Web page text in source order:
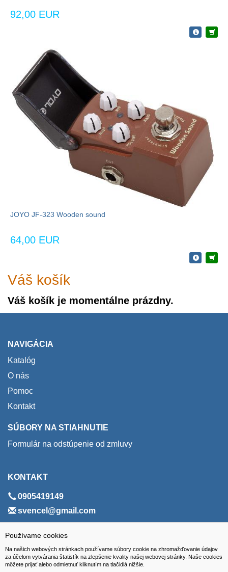
Používame cookies
Na našich webových stránkach používame súbory cookie na zhromažďovanie údajov
za účelom vytvárania štatistík na zlepšenie kvality našej webovej stránky. Naše cookies
môžete prijať alebo odmietnuť kliknutím na tlačidlá nižšie.
92,00 EUR
JOYO JF-323 Wooden sound
64,00 EUR
Váš košík
Váš košík je momentálne prázdny.
NAVIGÁCIA
Katalóg
O nás
Pomoc
Kontakt
SÚBORY NA STIAHNUTIE
Formulár na odstúpenie od zmluvy
KONTAKT
0905419149
svencel@gmail.com
ADRESA
VEST - tech s.r.o.
Hviezdoslavova 280/6, 965 01 Žiar nad Hronom